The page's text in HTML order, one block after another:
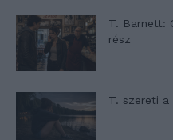
T. Barnett:
rész
T. szereti a